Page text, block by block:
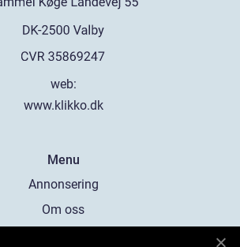
web:
www.klikko.dk
Menu
Annonsering
Om oss